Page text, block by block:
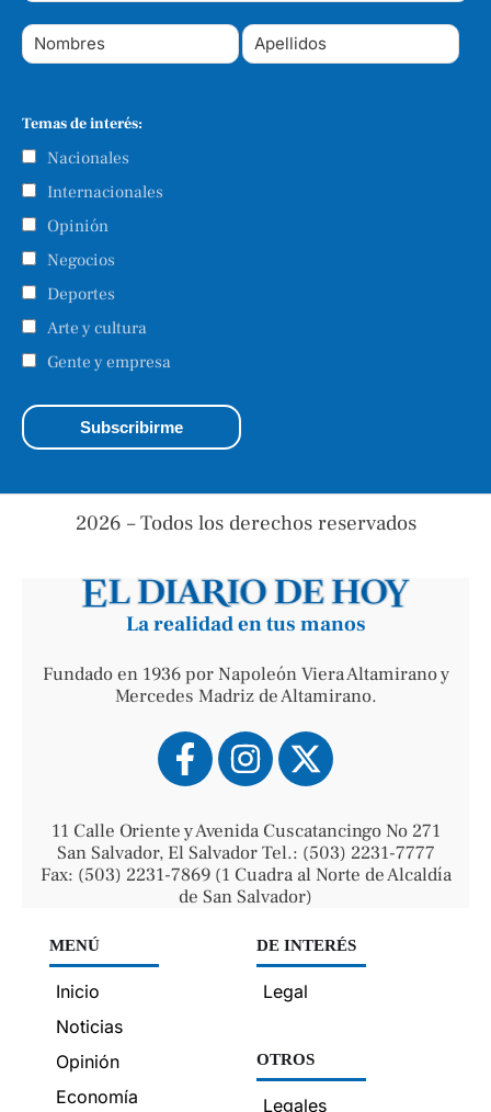
Temas de interés:
Nacionales
Internacionales
Opinión
Negocios
Deportes
Arte y cultura
Gente y empresa
2026 – Todos los derechos reservados
La realidad en tus manos
Fundado en 1936 por Napoleón Viera Altamirano y
Mercedes Madriz de Altamirano.
11 Calle Oriente y Avenida Cuscatancingo No 271
San Salvador, El Salvador Tel.: (503) 2231-7777
Fax: (503) 2231-7869 (1 Cuadra al Norte de Alcaldía
de San Salvador)
MENÚ
Inicio
Noticias
Opinión
Economía
DE INTERÉS
Legal
OTROS
Legales